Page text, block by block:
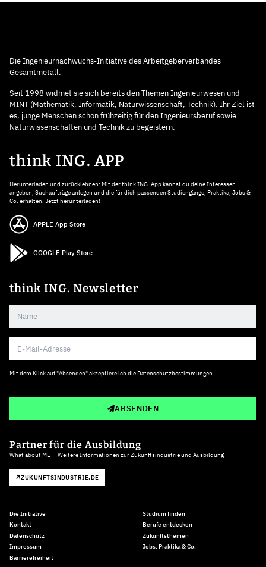
Die Ingenieurnachwuchs-Initiative des Arbeitgeberverbandes
Gesamtmetall.
Seit 1998 widmet sie sich bereits den Themen Ingenieurwesen und
MINT (Mathematik, Informatik, Naturwissenschaft, Technik). Ihr Ziel ist
es, junge Menschen schon frühzeitig für den Ingenieursberuf sowie
Naturwissenschaften und Technik zu begeistern.
think ING. APP
Herunterladen und zurücklehnen: Mit der think ING. App kannst du deine Interessen
angeben, Suchaufträge anlegen und die für dich passenden Studiengänge, Praktika, Jobs &
Co. erhalten. Jetzt herunterladen!
APPLE App Store
GOOGLE Play Store
think ING. Newsletter
Mit dem Klick auf "Absenden" akzeptiere ich die Datenschutzbestimmungen
ABSENDEN
Partner für die Ausbildung
What about ME — Weitere Informationen zur Zukunftsindustrie und Ausbildung
ZUKUNFTSINDUSTRIE.DE
Die Initiative
Kontakt
Datenschutz
Impressum
Barrierefreiheit
Studium finden
Berufe entdecken
Zukunftsthemen
Jobs, Praktika & Co.